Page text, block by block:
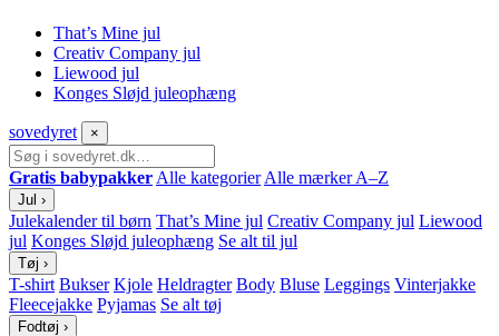
That’s Mine jul
Creativ Company jul
Liewood jul
Konges Sløjd juleophæng
sovedyret ×
Gratis babypakker Alle kategorier Alle mærker A–Z
Jul ›
Julekalender til børn That’s Mine jul Creativ Company jul Liewood
jul Konges Sløjd juleophæng Se alt til jul
Tøj ›
T-shirt Bukser Kjole Heldragter Body Bluse Leggings Vinterjakke
Fleecejakke Pyjamas Se alt tøj
Fodtøj ›